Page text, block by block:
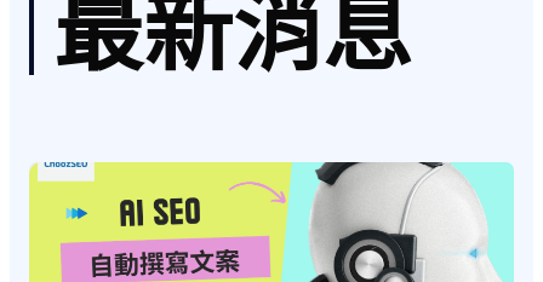
最新消息